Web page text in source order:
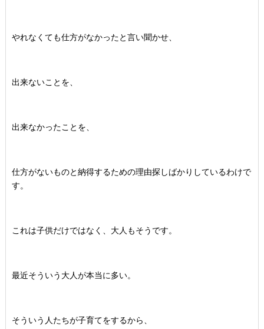
やれなくても仕方がなかったと言い聞かせ、
出来ないことを、
出来なかったことを、
仕方がないものと納得するための理由探しばかりしているわけで
す。
これは子供だけではなく、大人もそうです。
最近そういう大人が本当に多い。
そういう人たちが子育てをするから、